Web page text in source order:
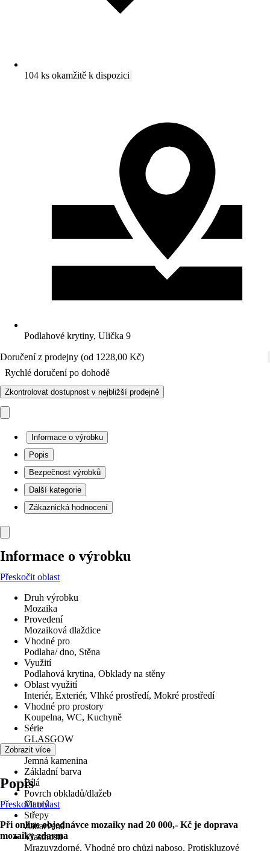
104 ks okamžitě k dispozici
Podlahové krytiny, Ulička 9
Doručení z prodejny (od 1228,00 Kč)
Rychlé doručení po dohodě
Zkontrolovat dostupnost v nejbližší prodejně
Informace o výrobku
Popis
Bezpečnost výrobků
Další kategorie
Zákaznická hodnocení
Informace o výrobku
Přeskočit oblast
Druh výrobku
Mozaika
Provedení
Mozaiková dlaždice
Vhodné pro
Podlaha/ dno, Stěna
Využití
Podlahová krytina, Obklady na stěny
Oblast využití
Interiér, Exteriér, Vlhké prostředí, Mokré prostředí
Vhodné pro prostory
Koupelna, WC, Kuchyně
Série
GLASGOW
Materiál
Jemná kamenina
Základní barva
Bílá
Povrch obkladů/dlažeb
Matný
Střepy
Zabarvená
Vlastnosti
Mrazuvzdorné, Vhodné pro chůzi naboso, Protiskluzové
Zobrazit více
Popis
Přeskočit oblast
Při online objednávce mozaiky nad 20 000,- Kč je doprava
mozaiky zdarma